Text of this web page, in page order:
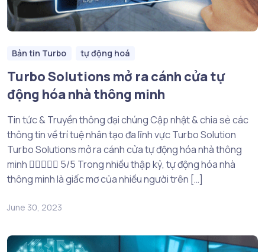
Bản tin Turbo tự động hoá
Turbo Solutions mở ra cánh cửa tự
động hóa nhà thông minh
Tin tức & Truyền thông đại chúng Cập nhật & chia sẻ các
thông tin về trí tuệ nhân tạo đa lĩnh vực Turbo Solution
Turbo Solutions mở ra cánh cửa tự động hóa nhà thông
minh  5/5 Trong nhiều thập kỷ, tự động hóa nhà
thông minh là giấc mơ của nhiều người trên […]
June 30, 2023